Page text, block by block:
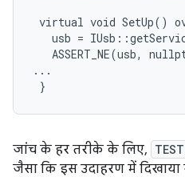
virtual void SetUp()
usb = IUsb ::
ASSERT_NE(usb,
...
}
जांच के हर तरीके के लिए,
जैसा कि इस उदाहरण में दिखाया